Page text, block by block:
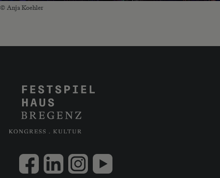
© Anja Koehler